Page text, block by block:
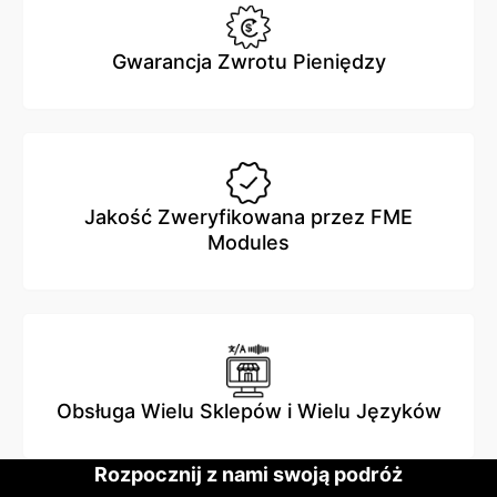
Gwarancja Zwrotu Pieniędzy
Jakość Zweryfikowana przez FME
Modules
Obsługa Wielu Sklepów i Wielu Języków
Rozpocznij z nami swoją podróż